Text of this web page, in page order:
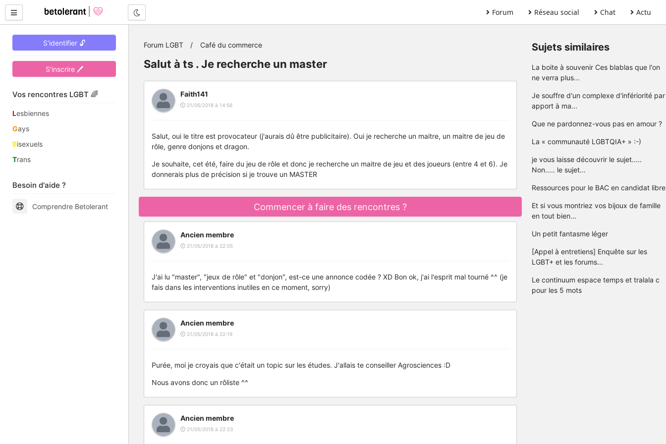
Forum Réseau social Chat Actu
S'identifier 🔓
S'inscrire 🖊
Vos rencontres LGBT 🌈
Lesbiennes
Gays
Bisexuels
Trans
Besoin d'aide ?
Comprendre Betolerant
Forum LGBT Café du commerce
Salut à ts . Je recherche un master
Faith141
21/05/2018 à 14:56
Salut, oui le titre est provocateur (j'aurais dû être publicitaire). Oui je recherche un maitre, un maitre de jeu de
rôle, genre donjons et dragon.
Je souhaite, cet été, faire du jeu de rôle et donc je recherche un maitre de jeu et des joueurs (entre 4 et 6). Je
donnerais plus de précision si je trouve un MASTER
Commencer à faire des rencontres ?
Ancien membre
21/05/2018 à 22:05
J'ai lu "master", "jeux de rôle" et "donjon", est-ce une annonce codée ? XD Bon ok, j'ai l'esprit mal tourné ^^ (je
fais dans les interventions inutiles en ce moment, sorry)
Ancien membre
21/05/2018 à 22:19
Purée, moi je croyais que c'était un topic sur les études. J'allais te conseiller Agrosciences :D
Nous avons donc un rôliste ^^
Ancien membre
21/05/2018 à 22:23
Sujets similaires
La boite à souvenir Ces blablas que l'on
ne verra plus...
Je souffre d'un complexe d'infériorité par
apport à ma...
Que ne pardonnez-vous pas en amour ?
La « communauté LGBTQIA+ » :-)
je vous laisse découvrir le sujet.....
Non..... le sujet...
Ressources pour le BAC en candidat libre
Et si vous montriez vos bijoux de famille
en tout bien...
Un petit fantasme léger
[Appel à entretiens] Enquête sur les
LGBT+ et les forums...
Le continuum espace temps et tralala c
pour les 5 mots